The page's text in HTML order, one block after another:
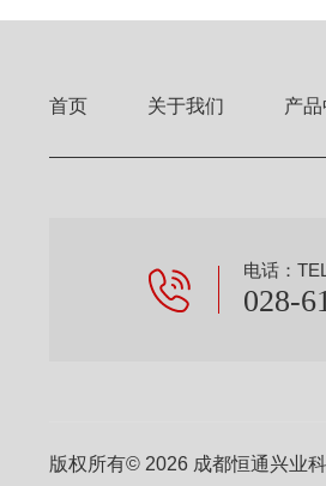
首页 关于我们 产
电话：
028-
版权所有© 2026 成都恒通兴业